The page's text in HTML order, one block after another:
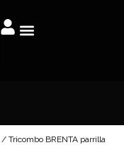
/ Tricombo BRENTA parrilla